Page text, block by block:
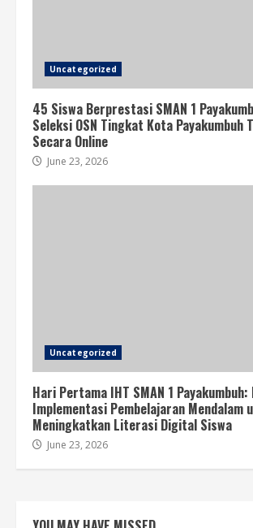
Uncategorized
45 Siswa Berprestasi SMAN 1
Seleksi OSN Tingkat Kota Payakumbuh
Secara Online
June 23, 2026
Uncategorized
Hari Pertama IHT SMAN 1
Implementasi Pembelajaran Mendalam
Meningkatkan Literasi Digital Siswa
June 23, 2026